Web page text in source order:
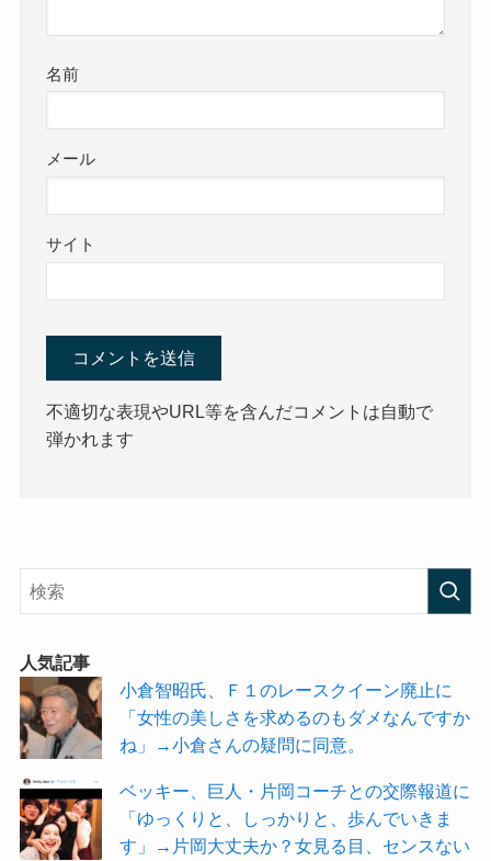
名前
メール
サイト
不適切な表現やURL等を含んだコメントは自動で
弾かれます
人気記事
小倉智昭氏、Ｆ１のレースクイーン廃止に
「女性の美しさを求めるのもダメなんですか
ね」→小倉さんの疑問に同意。
ベッキー、巨人・片岡コーチとの交際報道に
「ゆっくりと、しっかりと、歩んでいきま
す」→片岡大丈夫か？女見る目、センスない